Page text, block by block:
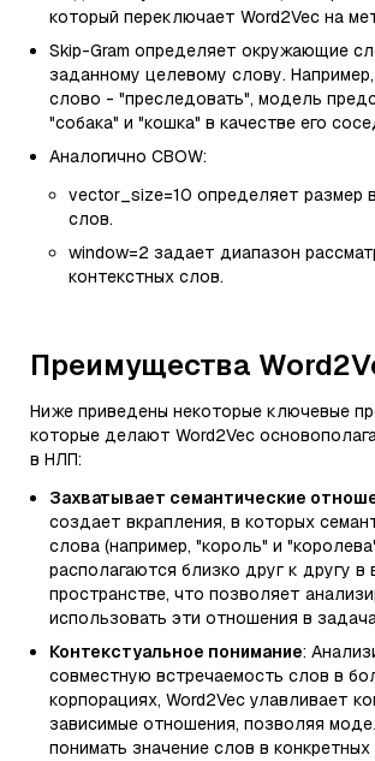
который переключает Word2Vec на
Skip-Gram определяет окружающие
заданному целевому слову.
слово - "преследовать", модель
"собака" и "кошка" в качестве его
Аналогично CBOW:
vector_size=10 определяет размер
слов.
window=2 задает диапазон
контекстных слов.
Преимущества
Ниже приведены некоторые ключевые
которые делают Word2Vec
в НЛП:
Захватывает семантические
создает вкрапления, в которых
слова (например, "король" и
располагаются близко друг к другу в
пространстве, что позволяет
использовать эти отношения в
Контекстуальное понимание:
совместную встречаемость слов в
корпорациях, Word2Vec улавливает
зависимые отношения, позволяя
понимать значение слов в конкретных